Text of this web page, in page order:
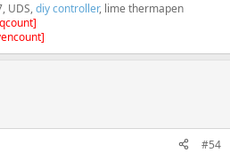
UDS,diy controller, lime thermapen
#54